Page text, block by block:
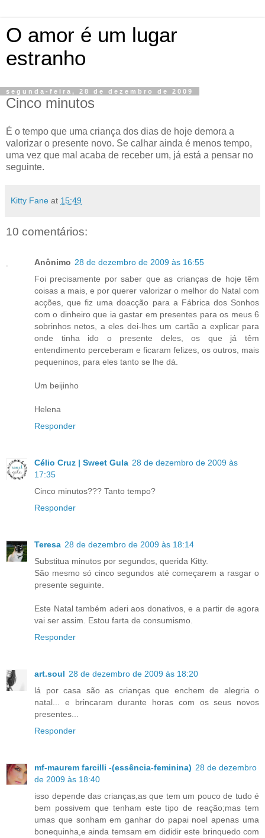
O amor é um lugar
estranho
segunda-feira, 28 de dezembro de 2009
Cinco minutos
É o tempo que uma criança dos dias de hoje demora a
valorizar o presente novo. Se calhar ainda é menos tempo,
uma vez que mal acaba de receber um, já está a pensar no
seguinte.
Kitty Fane at 15:49
10 comentários:
Anônimo 28 de dezembro de 2009 às 16:55
Foi precisamente por saber que as crianças de hoje têm
coisas a mais, e por querer valorizar o melhor do Natal com
acções, que fiz uma doacção para a Fábrica dos Sonhos
com o dinheiro que ia gastar em presentes para os meus 6
sobrinhos netos, a eles dei-lhes um cartão a explicar para
onde tinha ido o presente deles, os que já têm
entendimento perceberam e ficaram felizes, os outros, mais
pequeninos, para eles tanto se lhe dá.
Um beijinho
Helena
Responder
Célio Cruz | Sweet Gula 28 de dezembro de 2009 às
17:35
Cinco minutos??? Tanto tempo?
Responder
Teresa 28 de dezembro de 2009 às 18:14
Substitua minutos por segundos, querida Kitty.
São mesmo só cinco segundos até começarem a rasgar o
presente seguinte.
Este Natal também aderi aos donativos, e a partir de agora
vai ser assim. Estou farta de consumismo.
Responder
art.soul 28 de dezembro de 2009 às 18:20
lá por casa são as crianças que enchem de alegria o
natal... e brincaram durante horas com os seus novos
presentes...
Responder
mf-maurem farcilli -(essência-feminina) 28 de dezembro
de 2009 às 18:40
isso depende das crianças,as que tem um pouco de tudo é
bem possivem que tenham este tipo de reação;mas tem
umas que sonham em ganhar do papai noel apenas uma
bonequinha,e ainda temsam em dididir este brinquedo com